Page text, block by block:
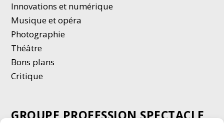
Innovations et numérique
Musique et opéra
Photographie
Théâtre
Bons plans
Critique
GROUPE PROFESSION SPECTACLE